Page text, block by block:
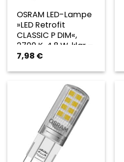
OSRAM LED-Lampe
»LED Retrofit
CLASSIC P DIM«,
2700 K, 4,8 W, klar –
transparent
7,98 €